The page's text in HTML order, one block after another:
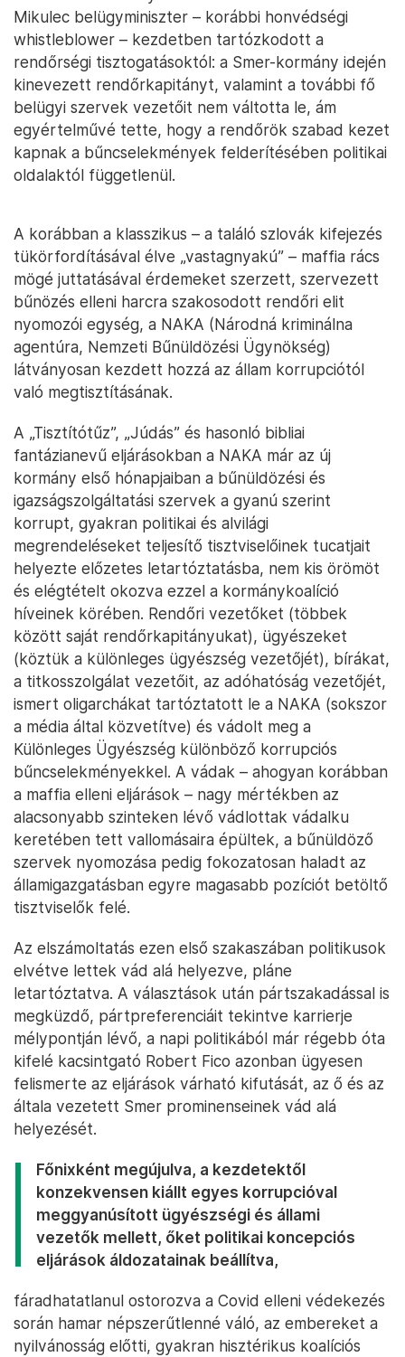
Mikulec belügyminiszter – korábbi honvédségi
whistleblower – kezdetben tartózkodott a
rendőrségi tisztogatásoktól: a Smer-kormány idején
kinevezett rendőrkapitányt, valamint a további fő
belügyi szervek vezetőit nem váltotta le, ám
egyértelművé tette, hogy a rendőrök szabad kezet
kapnak a bűncselekmények felderítésében politikai
oldalaktól függetlenül.
A korábban a klasszikus – a találó szlovák kifejezés
tükörfordításával élve „vastagnyakú” – maffia rács
mögé juttatásával érdemeket szerzett, szervezett
bűnözés elleni harcra szakosodott rendőri elit
nyomozói egység, a NAKA (Národná kriminálna
agentúra, Nemzeti Bűnüldözési Ügynökség)
látványosan kezdett hozzá az állam korrupciótól
való megtisztításának.
A „Tisztítótűz”, „Júdás” és hasonló bibliai
fantázianevű eljárásokban a NAKA már az új
kormány első hónapjaiban a bűnüldözési és
igazságszolgáltatási szervek a gyanú szerint
korrupt, gyakran politikai és alvilági
megrendeléseket teljesítő tisztviselőinek tucatjait
helyezte előzetes letartóztatásba, nem kis örömöt
és elégtételt okozva ezzel a kormánykoalíció
híveinek körében. Rendőri vezetőket (többek
között saját rendőrkapitányukat), ügyészeket
(köztük a különleges ügyészség vezetőjét), bírákat,
a titkosszolgálat vezetőit, az adóhatóság vezetőjét,
ismert oligarchákat tartóztatott le a NAKA (sokszor
a média által közvetítve) és vádolt meg a
Különleges Ügyészség különböző korrupciós
bűncselekményekkel. A vádak – ahogyan korábban
a maffia elleni eljárások – nagy mértékben az
alacsonyabb szinteken lévő vádlottak vádalku
keretében tett vallomásaira épültek, a bűnüldöző
szervek nyomozása pedig fokozatosan haladt az
államigazgatásban egyre magasabb pozíciót betöltő
tisztviselők felé.
Az elszámoltatás ezen első szakaszában politikusok
elvétve lettek vád alá helyezve, pláne
letartóztatva. A választások után pártszakadással is
megküzdő, pártpreferenciáit tekintve karrierje
mélypontján lévő, a napi politikából már régebb óta
kifelé kacsintgató Robert Fico azonban ügyesen
felismerte az eljárások várható kifutását, az ő és az
általa vezetett Smer prominenseinek vád alá
helyezését.
Főnixként megújulva, a kezdetektől
konzekvensen kiállt egyes korrupcióval
meggyanúsított ügyészségi és állami
vezetők mellett, őket politikai koncepciós
eljárások áldozatainak beállítva,
fáradhatatlanul ostorozva a Covid elleni védekezés
során hamar népszerűtlenné váló, az embereket a
nyilvánosság előtti, gyakran hisztérikus koalíciós